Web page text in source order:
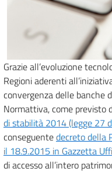
Grazie all’evoluzione
Regioni aderenti
convergenza delle banche
Normattiva, come previsto
di stabilità 2014 (legge 27
conseguentedecreto della
il 18.9.2015 in Gazzetta
di accesso all’intero